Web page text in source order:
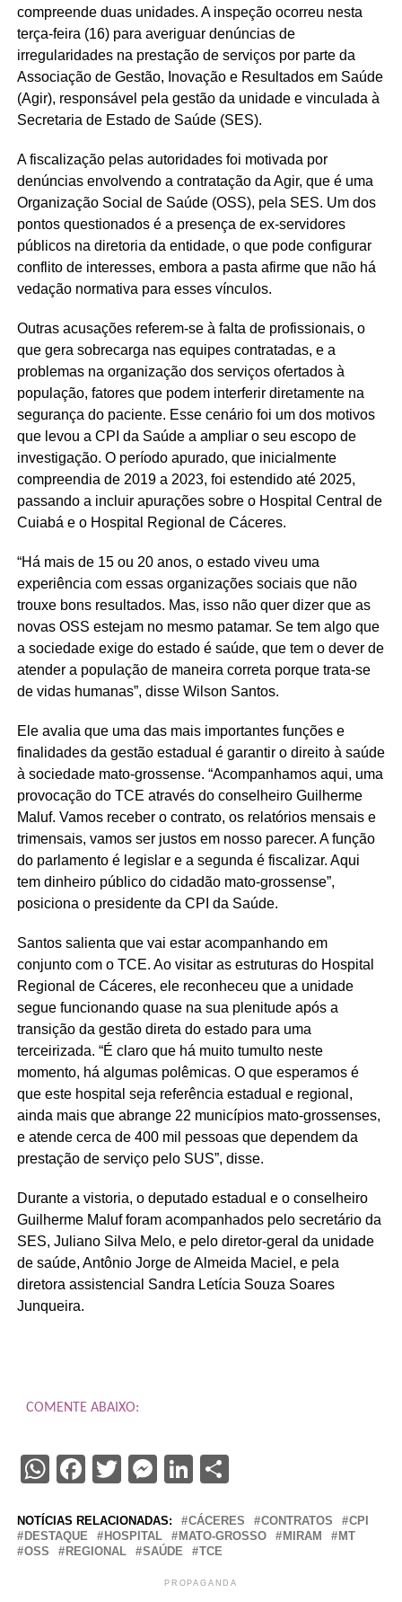
compreende duas unidades. A inspeção ocorreu nesta
terça-feira (16) para averiguar denúncias de
irregularidades na prestação de serviços por parte da
Associação de Gestão, Inovação e Resultados em Saúde
(Agir), responsável pela gestão da unidade e vinculada à
Secretaria de Estado de Saúde (SES).
A fiscalização pelas autoridades foi motivada por
denúncias envolvendo a contratação da Agir, que é uma
Organização Social de Saúde (OSS), pela SES. Um dos
pontos questionados é a presença de ex-servidores
públicos na diretoria da entidade, o que pode configurar
conflito de interesses, embora a pasta afirme que não há
vedação normativa para esses vínculos.
Outras acusações referem-se à falta de profissionais, o
que gera sobrecarga nas equipes contratadas, e a
problemas na organização dos serviços ofertados à
população, fatores que podem interferir diretamente na
segurança do paciente. Esse cenário foi um dos motivos
que levou a CPI da Saúde a ampliar o seu escopo de
investigação. O período apurado, que inicialmente
compreendia de 2019 a 2023, foi estendido até 2025,
passando a incluir apurações sobre o Hospital Central de
Cuiabá e o Hospital Regional de Cáceres.
“Há mais de 15 ou 20 anos, o estado viveu uma
experiência com essas organizações sociais que não
trouxe bons resultados. Mas, isso não quer dizer que as
novas OSS estejam no mesmo patamar. Se tem algo que
a sociedade exige do estado é saúde, que tem o dever de
atender a população de maneira correta porque trata-se
de vidas humanas”, disse Wilson Santos.
Ele avalia que uma das mais importantes funções e
finalidades da gestão estadual é garantir o direito à saúde
à sociedade mato-grossense. “Acompanhamos aqui, uma
provocação do TCE através do conselheiro Guilherme
Maluf. Vamos receber o contrato, os relatórios mensais e
trimensais, vamos ser justos em nosso parecer. A função
do parlamento é legislar e a segunda é fiscalizar. Aqui
tem dinheiro público do cidadão mato-grossense”,
posiciona o presidente da CPI da Saúde.
Santos salienta que vai estar acompanhando em
conjunto com o TCE. Ao visitar as estruturas do Hospital
Regional de Cáceres, ele reconheceu que a unidade
segue funcionando quase na sua plenitude após a
transição da gestão direta do estado para uma
terceirizada. “É claro que há muito tumulto neste
momento, há algumas polêmicas. O que esperamos é
que este hospital seja referência estadual e regional,
ainda mais que abrange 22 municípios mato-grossenses,
e atende cerca de 400 mil pessoas que dependem da
prestação de serviço pelo SUS”, disse.
Durante a vistoria, o deputado estadual e o conselheiro
Guilherme Maluf foram acompanhados pelo secretário da
SES, Juliano Silva Melo, e pelo diretor-geral da unidade
de saúde, Antônio Jorge de Almeida Maciel, e pela
diretora assistencial Sandra Letícia Souza Soares
Junqueira.
COMENTE ABAIXO:
WhatsApp
Facebook
Twitter
Messenger
LinkedIn
Share
NOTÍCIAS RELACIONADAS: CÁCERES CONTRATOS
CPI
DESTAQUE
HOSPITAL MATO-GROSSO MIRAM
MT
OSS
REGIONAL SAÚDE TCE
PROPAGANDA